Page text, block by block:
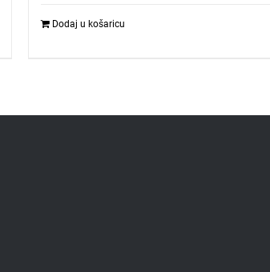
Dodaj u košaricu